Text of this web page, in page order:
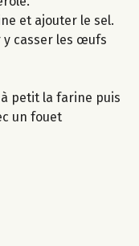
et ajouter le sel.
y casser les œufs
petit la farine puis
un fouet